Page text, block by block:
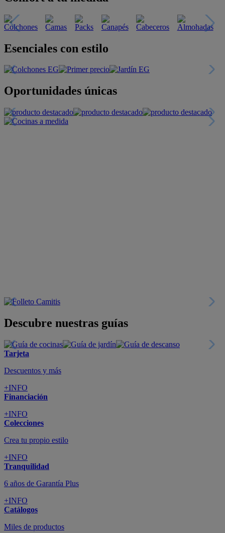
Esenciales con estilo
Oportunidades únicas
Descubre nuestras guías
Tarjeta
Descuentos y más
+INFO
Financiación
+INFO
Colecciones
Crea tu propio estilo
+INFO
Tranquilidad
6 años de Garantía Plus
+INFO
Catálogos
Miles de productos